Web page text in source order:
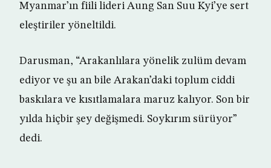
Myanmar’ın fiili lideri Aung San Suu Kyi’ye sert
eleştiriler yöneltildi.
Darusman, “Arakanlılara yönelik zulüm devam
ediyor ve şu an bile Arakan’daki toplum ciddi
baskılara ve kısıtlamalara maruz kalıyor. Son bir
yılda hiçbir şey değişmedi. Soykırım sürüyor”
dedi.